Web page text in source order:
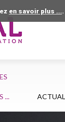
en savoir plus ....
...